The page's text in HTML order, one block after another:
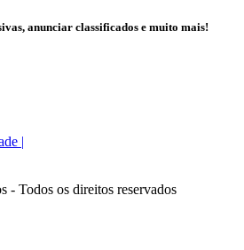
anunciar classificados e muito mais!
|
- Todos os direitos reservados